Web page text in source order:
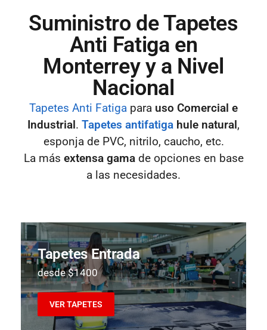
Suministro de Tapetes
Anti Fatiga en
Monterrey y a Nivel
Nacional
Tapetes Anti Fatiga para uso Comercial e
Industrial. Tapetes antifatiga hule natural,
esponja de PVC, nitrilo, caucho, etc.
La más extensa gamade opciones en base
a las necesidades.
Tapetes Entrada
desde $1400
VER TAPETES